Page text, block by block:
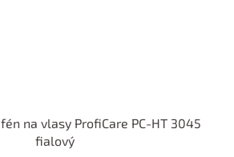
na vlasy ProfiCare PC-HT 3045
fialový